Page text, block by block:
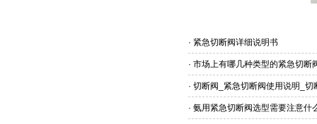
· 紧急切断阀详细说明书
· 市场上有哪几种类型的紧急切断
· 切断阀_紧急切断阀使用说明_切
· 氨用紧急切断阀选型需要注意什